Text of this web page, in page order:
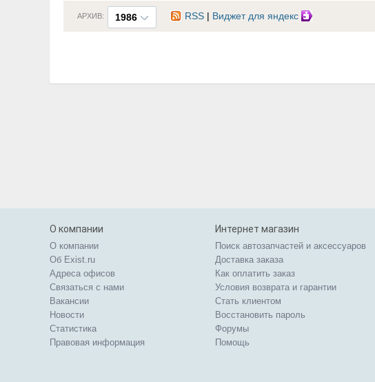
1986
АРХИВ: RSS | Виджет для яндекс
О компании
О компании
Об Exist.ru
Адреса офисов
Связаться с нами
Вакансии
Новости
Статистика
Правовая информация
Интернет магазин
Поиск автозапчастей и аксессуаров
Доставка заказа
Как оплатить заказ
Условия возврата и гарантии
Стать клиентом
Восстановить пароль
Форумы
Помощь